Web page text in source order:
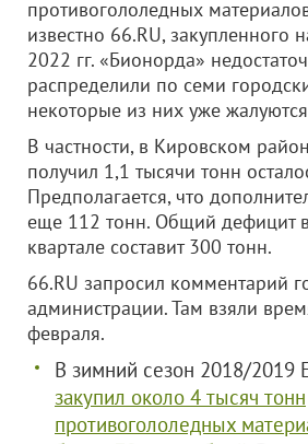
противогололедных
известно 66.RU, закупленного
2022 гг. «Бионорда»
распределили по семи
некоторые из них уже
В частности, в Кировском
получил 1,1 тысячи тонн
Предполагается, что
еще 112 тонн. Общий дефицит
квартале составит 300 тонн.
66.RU запросил комментарий
администрации. Там взяли
февраля.
В зимний сезон 2018/2019
закупил около 4 тысяч тонн
противогололедных